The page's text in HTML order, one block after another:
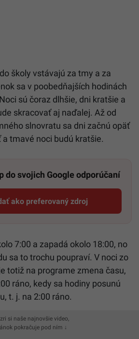
školy vstávajú za tmy a za
sa v poobedňajších hodinách
sú čoraz dlhšie, dni kratšie a
skracovať aj naďalej. Až od
slnovratu sa dni začnú opäť
tmavé noci budú kratšie.
do svojich Google odporúčaní
ako preferovaný zdroj
Startitup, odkaz sa otvorí v
7:00 a zapadá okolo 18:00, no
sa to trochu poupraví. V noci zo
totiž na programe zmena času,
ráno, kedy sa hodiny posunú
t. j. na 2:00 ráno.
si naše najnovšie video,
pokračuje pod ním ↓